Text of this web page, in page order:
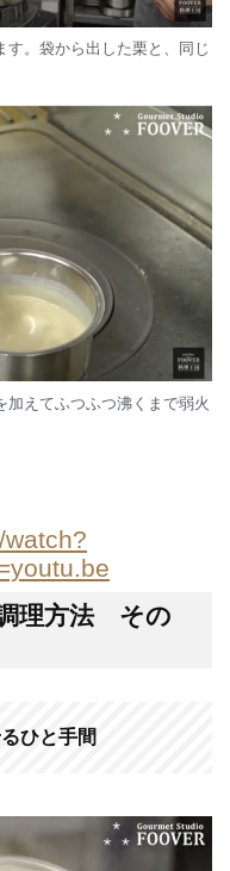
。袋から出した栗と、同じ
えてふつふつ沸くまで弱火
調理方法 その
ひと手間